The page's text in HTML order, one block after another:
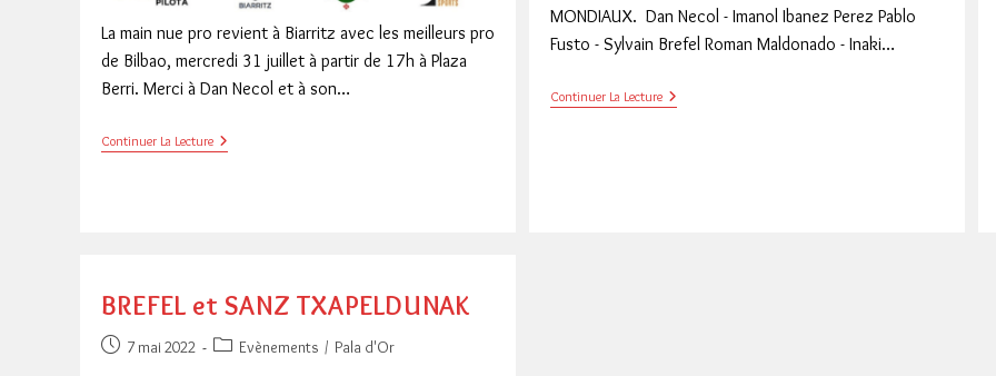
La main nue pro revient à Biarritz avec les meilleurs pro
de Bilbao, mercredi 31 juillet à partir de 17h à Plaza
Berri. Merci à Dan Necol et à son…
Continuer La LectureMasters
Caixabank
MONDIAUX. Dan Necol - Imanol Ibanez Perez Pablo
Fusto - Sylvain Brefel Roman Maldonado - Inaki…
Continuer La LectureLA
PALA
BREFEL et SANZ TXAPELDUNAK
Publication
7 mai 2022
PostEvènements / Pala d'Or